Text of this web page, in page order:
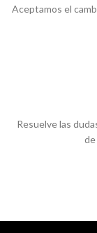
Aceptamos el
Resuelve las